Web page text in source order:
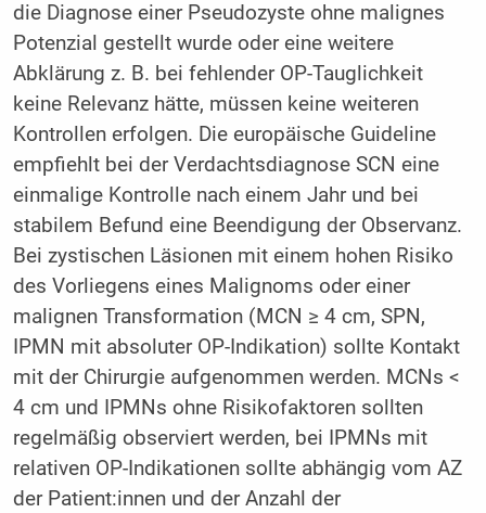
die Diagnose einer Pseudozyste ohne malignes
Potenzial gestellt wurde oder eine weitere
Abklärung z. B. bei fehlender OP-Tauglichkeit
keine Relevanz hätte, müssen keine weiteren
Kontrollen erfolgen. Die europäische Guideline
empfiehlt bei der Verdachtsdiagnose SCN eine
einmalige Kon­trolle nach einem Jahr und bei
stabilem Befund eine Beendigung der Observanz.
Bei zystischen Läsionen mit einem hohen Risiko
des Vorliegens eines Malignoms oder einer
malignen Transformation (MCN ≥ 4 cm, SPN,
IPMN mit absoluter OP-Indikation) sollte Kontakt
mit der Chirurgie aufgenommen werden. MCNs <
4 cm und IPMNs ohne Risikofaktoren sollten
regelmäßig observiert werden, bei IPMNs mit
relativen OP-Indikationen sollte abhängig vom AZ
der Patient:innen und der Anzahl der